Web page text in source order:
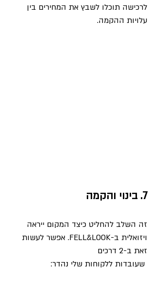
לרכישה תוכלו לשבץ את המחירים בין
עלויות ההקמה.
7. בינוי והקמה
זה השלב להחליט כיצד המקום ייראה
ויזואלית ב-FELL&LOOK. אפשר לעשות
זאת ב-2 דרכים